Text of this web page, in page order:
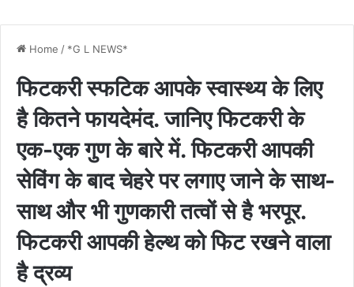
Home / *G L NEWS*
फिटकरी स्फटिक आपके स्वास्थ्य के लिए
है कितने फायदेमंद. जानिए फिटकरी के
एक-एक गुण के बारे में. फिटकरी आपकी
सेविंग के बाद चेहरे पर लगाए जाने के साथ-
साथ और भी गुणकारी तत्वों से है भरपूर.
फिटकरी आपकी हेल्थ को फिट रखने वाला
है द्रव्य